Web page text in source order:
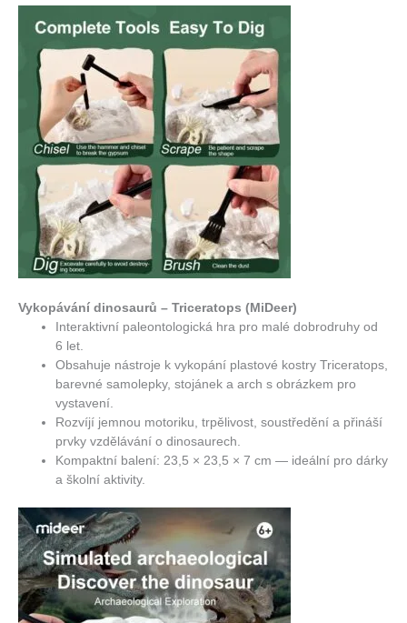
Vykopávání dinosaurů – Triceratops (MiDeer)
Interaktivní paleontologická hra pro malé dobrodruhy od
6 let.
Obsahuje nástroje k vykopání plastové kostry Triceratops,
barevné samolepky, stojánek a arch s obrázkem pro
vystavení.
Rozvíjí jemnou motoriku, trpělivost, soustředění a přináší
prvky vzdělávání o dinosaurech.
Kompaktní balení: 23,5 × 23,5 × 7 cm — ideální pro dárky
a školní aktivity.